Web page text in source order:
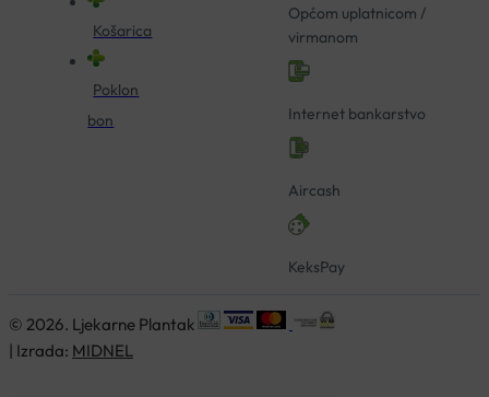
Košarica
Poklon
bon
Općom uplatnicom /
virmanom
Internet bankarstvo
Aircash
KeksPay
© 2026. Ljekarne Plantak
| Izrada: MIDNEL